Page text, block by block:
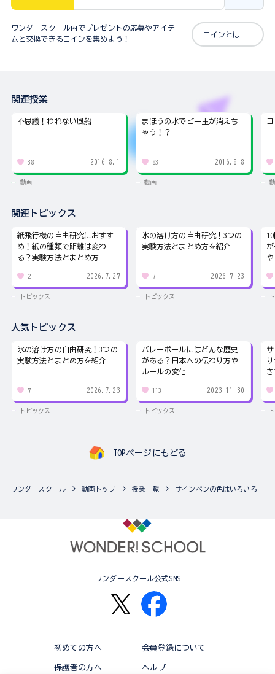
ワンダースクール内でプレゼントの応募やアイテ
ムと交換できるコインを集めよう！
コインとは
関連授業
不思議！われない風船
38 2016.8.1
動画
まほうの水でビー玉が消えち
ゃう！？
83 2016.8.8
動画
関連トピックス
紙飛行機の自由研究におすす
め！紙の種類で距離は変わ
る？実験方法とまとめ方
2 2026.7.27
トピックス
氷の溶け方の自由研究！3つの
実験方法とまとめ方を紹介
7 2026.7.23
トピックス
や
人気トピックス
氷の溶け方の自由研究！3つの
実験方法とまとめ方を紹介
7 2026.7.23
トピックス
バレーボールにはどんな歴史
がある？日本への伝わり方や
ルールの変化
113 2023.11.30
トピックス
TOPページにもどる
ワンダースクール 動画トップ 授業一覧 サインペンの色はいろいろ
ワンダースクール公式SNS
初めての方へ 会員登録について
保護者の方へ ヘルプ